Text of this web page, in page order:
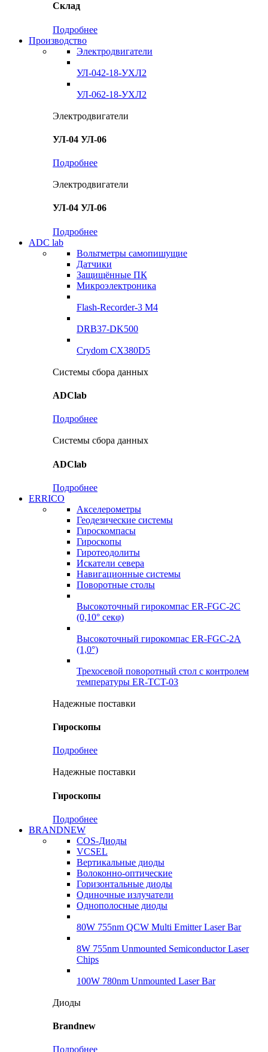
Склад
Подробнее
Производство
Электродвигатели
УЛ-042-18-УХЛ2
УЛ-062-18-УХЛ2
Электродвигатели
УЛ-04 УЛ-06
Подробнее
Электродвигатели
УЛ-04 УЛ-06
Подробнее
ADC lab
Вольтметры самопишущие
Датчики
Защищённые ПК
Микроэлектроника
Flash-Recorder-3 М4
DRB37-DK500
Crydom CX380D5
Системы сбора данных
ADClab
Подробнее
Системы сбора данных
ADClab
Подробнее
ERRICO
Акселерометры
Геодезические системы
Гироскомпасы
Гироскопы
Гиротеодолиты
Искатели севера
Навигационные системы
Поворотные столы
Высокоточный гирокомпас ER-FGC-2C
(0,10° секφ)
Высокоточный гирокомпас ER-FGC-2A
(1,0°)
Трехосевой поворотный стол с контролем
температуры ER-TCT-03
Надежные поставки
Гироскопы
Подробнее
Надежные поставки
Гироскопы
Подробнее
BRANDNEW
COS-Диоды
VCSEL
Вертикальные диоды
Волоконно-оптические
Горизонтальные диоды
Одиночные излучатели
Однополосные диоды
80W 755nm QCW Multi Emitter Laser Bar
8W 755nm Unmounted Semiconductor Laser
Chips
100W 780nm Unmounted Laser Bar
Диоды
Brandnew
Подробнее